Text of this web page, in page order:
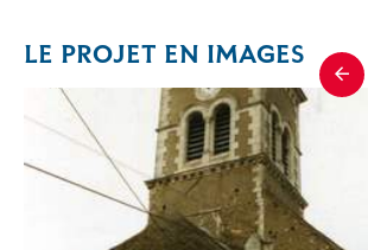
LE PROJET EN IMAGES